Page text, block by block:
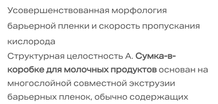
4
механической
прочности
и
прочности
на
разрыв
Усовершенствованная морфология
барьерной пленки и скорость пропускания
кислорода
Структурная целостность А. Сумка-в-
коробке для молочных продуктов основан на
многослойной совместной экструзии
барьерных пленок, обычно содержащих